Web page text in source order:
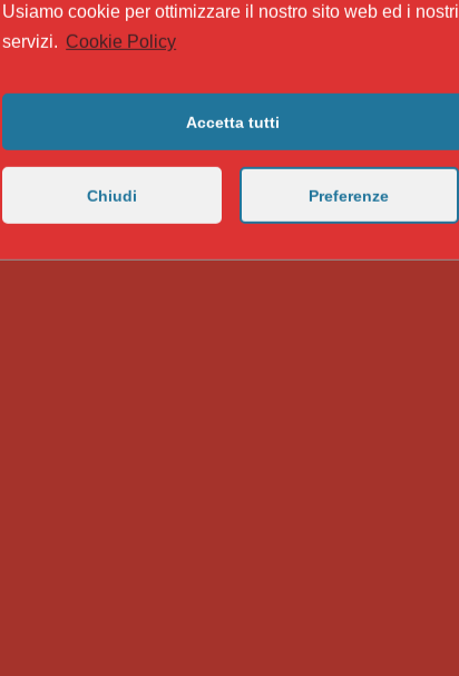
Usiamo cookie per ottimizzare il nostro sito web ed i nostri
servizi. Cookie Policy
Accetta tutti
Chiudi Preferenze